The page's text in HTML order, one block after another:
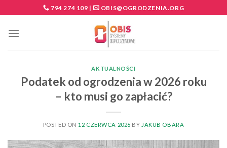
to
content
794 274 109 | OBIS@OGRODZENIA.ORG
AKTUALNOŚCI
Podatek od ogrodzenia w 2026 roku
– kto musi go zapłacić?
POSTED ON 12 CZERWCA 2026 BY JAKUB OBARA